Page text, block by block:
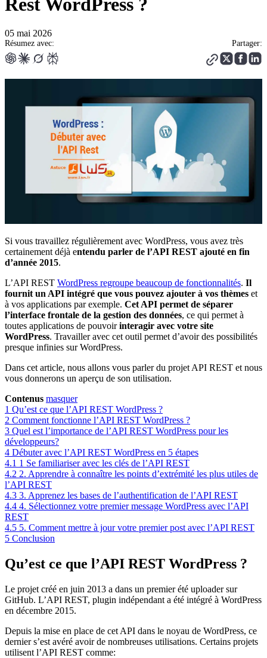
05 mai 2026
Résumez avec: Partager:
Si vous travaillez régulièrement avec WordPress, vous avez très
certainement déjà entendu parler de l’API REST ajouté en fin
d’année 2015.
L’API REST WordPress regroupe beaucoup de fonctionnalités. Il
fournit un API intégré que vous pouvez ajouter à vos thèmes et
à vos applications par exemple. Cet API permet de séparer
l’interface frontale de la gestion des données, ce qui permet à
toutes applications de pouvoirinteragir avec votre site
WordPress. Travailler avec cet outil permet d’avoir des possibilités
presque infinies sur WordPress.
Dans cet article, nous allons vous parler du projet API REST et nous
vous donnerons un aperçu de son utilisation.
Contenus masquer
1 Qu’est ce que l’API REST WordPress ?
2 Comment fonctionne l’API REST WordPress ?
3 Quel est l’importance de l’API REST WordPress pour les
développeurs?
4 Débuter avec l’API REST WordPress en 5 étapes
4.1 1 Se familiariser avec les clés de l’API REST
4.2 2. Apprendre à connaître les points d’extrémité les plus utiles de
l’API REST
4.3 3. Apprenez les bases de l’authentification de l’API REST
4.4 4. Sélectionnez votre premier message WordPress avec l’API
REST
4.5 5. Comment mettre à jour votre premier post avec l’API REST
5 Conclusion
Qu’est ce que l’API REST WordPress ?
Le projet créé en juin 2013 a dans un premier été uploader sur
GitHub. L’API REST, plugin indépendant a été intégré à WordPress
en décembre 2015.
Depuis la mise en place de cet API dans le noyau de WordPress, ce
dernier s’est avéré avoir de nombreuses utilisations. Certains projets
utilisent l’API REST comme: